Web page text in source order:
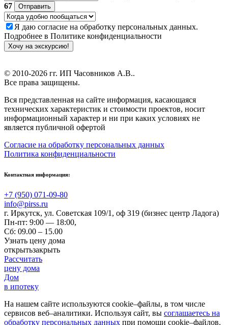
67
Отправить
Я даю согласие на обработку персональных данных.
Подробнее в Политике конфиденциальности
Хочу на экскурсию!
© 2010-2026 гг. ИП Часовников А.В..
Все права защищены.
Вся представленная на сайте информация, касающаяся
технических характеристик и стоимости проектов, носит
информационный характер и ни при каких условиях не
является публичной офертой
Согласие на обработку персональных данных
Политика конфиденциальности
Контактная информация:
+7 (950) 071-09-80
info@pirss.ru
г. Иркутск, ул. Советская 109/1, оф 319 (бизнес центр Ладога)
Пн-пт: 9:00 — 18:00,
Сб: 09.00 – 15.00
Узнать цену дома
открытьзакрыть
Рассчитать
цену дома
Дом
в ипотеку
На нашем сайте используются cookie–файлы, в том числе
сервисов веб–аналитики. Используя сайт, вы соглашаетесь на
обработку персональных данных при помощи cookie–файлов.